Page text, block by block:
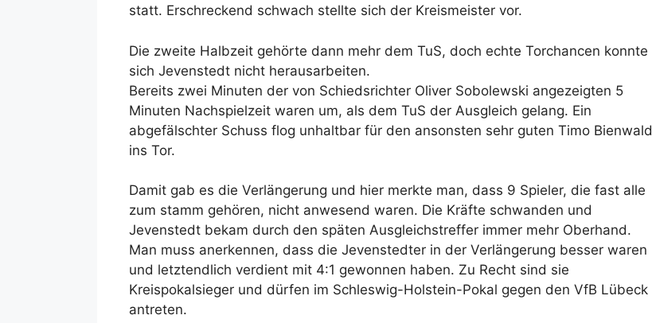
statt. Erschreckend schwach stellte sich der Kreismeister vor.
Die zweite Halbzeit gehörte dann mehr dem TuS, doch echte Torchancen konnte
sich Jevenstedt nicht herausarbeiten.
Bereits zwei Minuten der von Schiedsrichter Oliver Sobolewski angezeigten 5
Minuten Nachspielzeit waren um, als dem TuS der Ausgleich gelang. Ein
abgefälschter Schuss flog unhaltbar für den ansonsten sehr guten Timo Bienwald
ins Tor.
Damit gab es die Verlängerung und hier merkte man, dass 9 Spieler, die fast alle
zum stamm gehören, nicht anwesend waren. Die Kräfte schwanden und
Jevenstedt bekam durch den späten Ausgleichstreffer immer mehr Oberhand.
Man muss anerkennen, dass die Jevenstedter in der Verlängerung besser waren
und letztendlich verdient mit 4:1 gewonnen haben. Zu Recht sind sie
Kreispokalsieger und dürfen im Schleswig-Holstein-Pokal gegen den VfB Lübeck
antreten.